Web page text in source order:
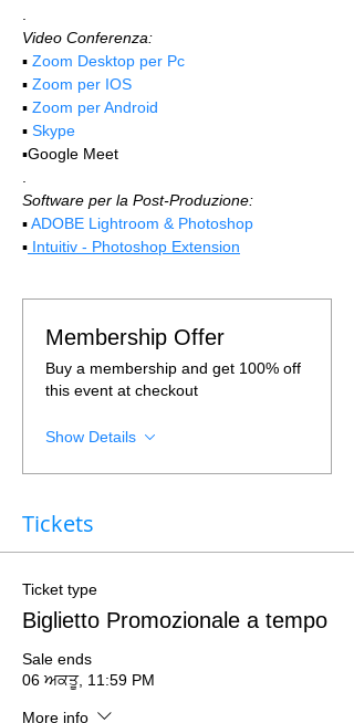
Video Conferenza:
▪️ Zoom Desktop per Pc
▪️ Zoom per IOS
▪️ Zoom per Android
▪️ Skype
▪️Google Meet
Software per la Post-Produzione:
▪️ ADOBE Lightroom & Photoshop
▪️ Intuitiv - Photoshop Extension
Membership Offer
Buy a membership and get 100% off
this event at checkout
Show Details
Tickets
Ticket type
Biglietto Promozionale a tempo
Sale ends
06 ਅਕਤੂ, 11:59 PM
More info